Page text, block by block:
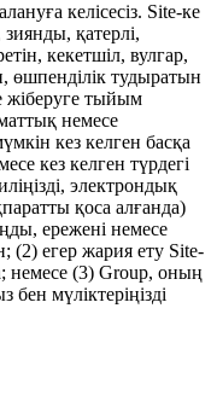
келісесіз. Site-ке
қатерлі,
кекетшіл, вулгар,
өшпенділік тудыратын
жіберуге тыйым
немесе
кез келген басқа
кез келген түрдегі
электрондық
қоса алғанда)
ережені немесе
(2) егер жария ету Site-
немесе (3) Group, оның
мүліктеріңізді